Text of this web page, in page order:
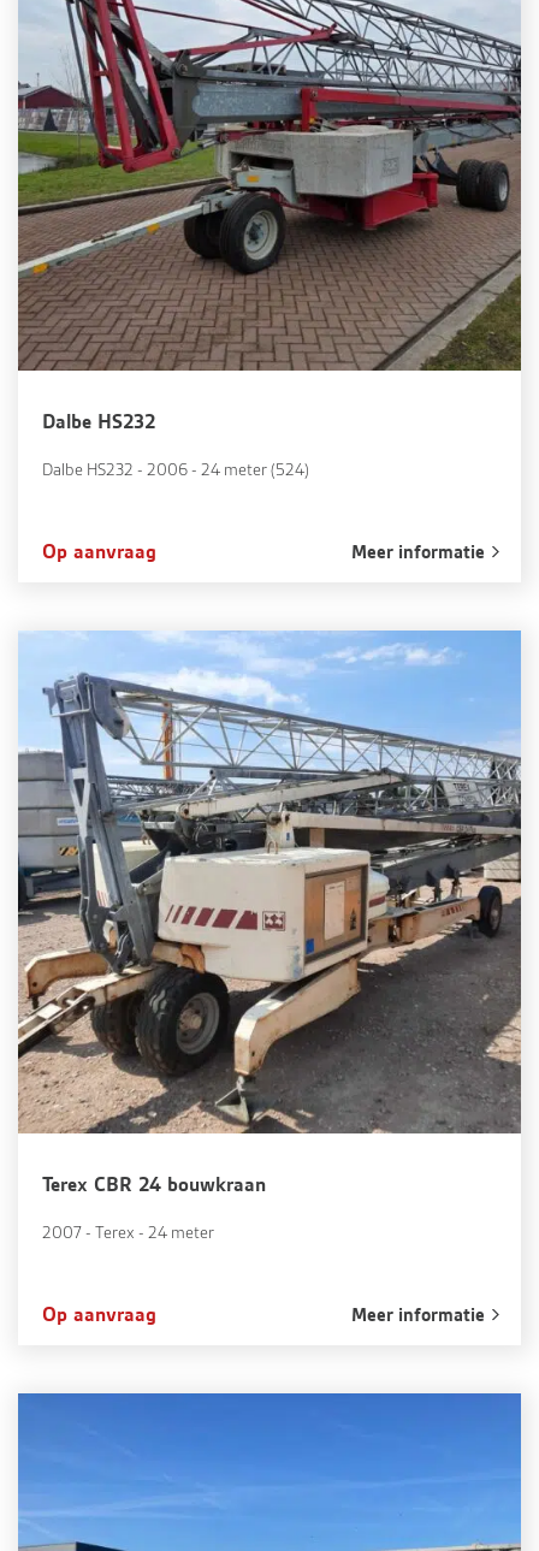
Dalbe HS232
Dalbe HS232 - 2006 - 24 meter (524)
Op aanvraag Meer informatie
Terex CBR 24 bouwkraan
2007 - Terex - 24 meter
Op aanvraag Meer informatie